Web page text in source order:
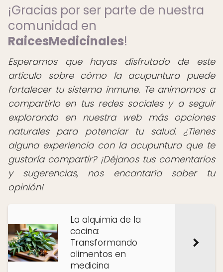
¡Gracias por ser parte de nuestra
comunidad en
RaicesMedicinales!
Esperamos que hayas disfrutado de este
artículo sobre cómo la acupuntura puede
fortalecer tu sistema inmune. Te animamos a
compartirlo en tus redes sociales y a seguir
explorando en nuestra web más opciones
naturales para potenciar tu salud. ¿Tienes
alguna experiencia con la acupuntura que te
gustaría compartir? ¡Déjanos tus comentarios
y sugerencias, nos encantaría saber tu
opinión!
La alquimia de la
cocina:
Transformando
alimentos en
medicina